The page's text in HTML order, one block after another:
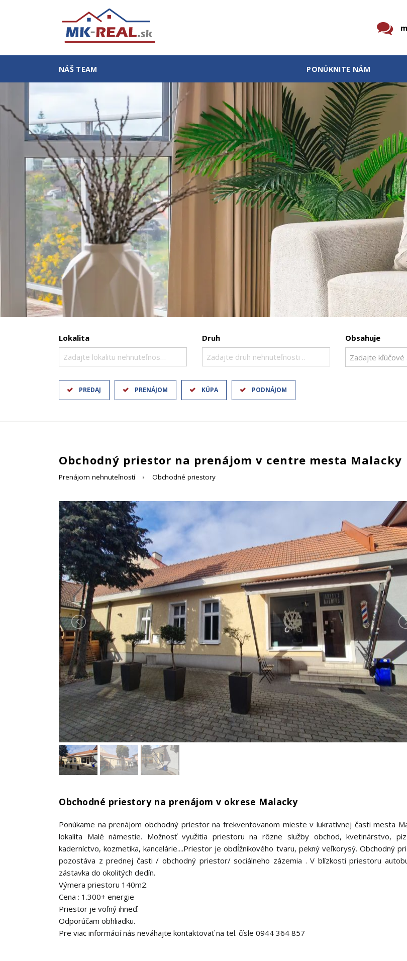
NÁŠ TEAM PONÚKNITE NÁM
Lokalita
Zadajte lokalitu nehnuteľnosti ..
Druh
Zadajte druh nehnuteľnosti ..
Obsahuje
PREDAJ PRENÁJOM KÚPA PODNÁJOM
Obchodný priestor na prenájom v centre mesta Malacky
Prenájom nehnuteľností Obchodné priestory
Obchodné priestory na prenájom v okrese Malacky
Ponúkame na prenájom obchodný priestor na frekventovanom mieste v lukratívnej časti mesta
lokalita Malé námestie. Možnosť využitia priestoru na rôzne služby obchod, kvetinárstvo,
kaderníctvo, kozmetika, kancelárie....Priestor je obdĺžnikového tvaru, pekný veľkorysý. Obchodný
pozostáva z prednej časti / obchodný priestor/ sociálneho zázemia . V blízkosti priestoru
zástavka do okolitých dedín.
Výmera priestoru 140m2.
Cena : 1.300+ energie
Priestor je voľný ihneď.
Odporúčam obhliadku.
Pre viac informácií nás neváhajte kontaktovať na tel. čísle 0944 364 857